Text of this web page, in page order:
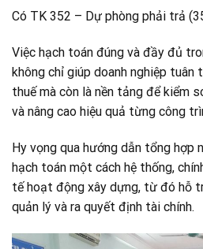
Có TK 352 – Dự phòng phải trả
Việc hạch toán đúng và đầy đủ
không chỉ giúp doanh nghiệp tuân
thuế mà còn là nền tảng để kiểm
và nâng cao hiệu quả từng công
Hy vọng qua hướng dẫn tổng hợp
hạch toán một cách hệ thống,
tế hoạt động xây dựng, từ đó hỗ
quản lý và ra quyết định tài chính.